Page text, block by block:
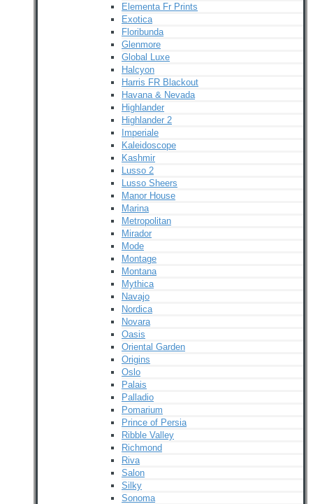
Elementa Fr Prints
Exotica
Floribunda
Glenmore
Global Luxe
Halcyon
Harris FR Blackout
Havana & Nevada
Highlander
Highlander 2
Imperiale
Kaleidoscope
Kashmir
Lusso 2
Lusso Sheers
Manor House
Marina
Metropolitan
Mirador
Mode
Montage
Montana
Mythica
Navajo
Nordica
Novara
Oasis
Oriental Garden
Origins
Oslo
Palais
Palladio
Pomarium
Prince of Persia
Ribble Valley
Richmond
Riva
Salon
Silky
Sonoma